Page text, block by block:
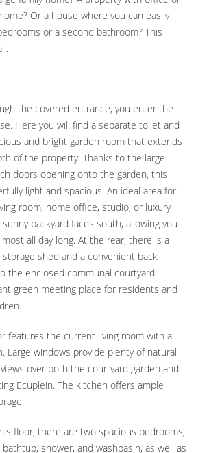
Or a house where you can easily
or a second bathroom? This
the covered entrance, you enter the
Here you will find a separate toilet and
and bright garden room that extends
of the property. Thanks to the large
doors opening onto the garden, this
light and spacious. An ideal area for
room, home office, studio, or luxury
backyard faces south, allowing you
all day long. At the rear, there is a
shed and a convenient back
the enclosed communal courtyard
green meeting place for residents and
features the current living room with a
Large windows provide plenty of natural
over both the courtyard garden and
Ecuplein. The kitchen offers ample
floor, there are two spacious bedrooms,
shower, and washbasin, as well as